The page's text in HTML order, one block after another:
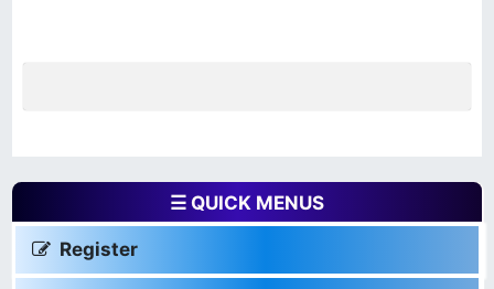
☰ QUICK MENUS
Register